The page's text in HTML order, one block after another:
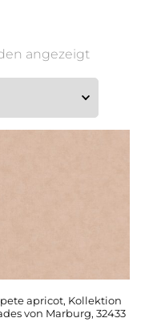
angezeigt
apricot, Kollektion
von Marburg, 32433